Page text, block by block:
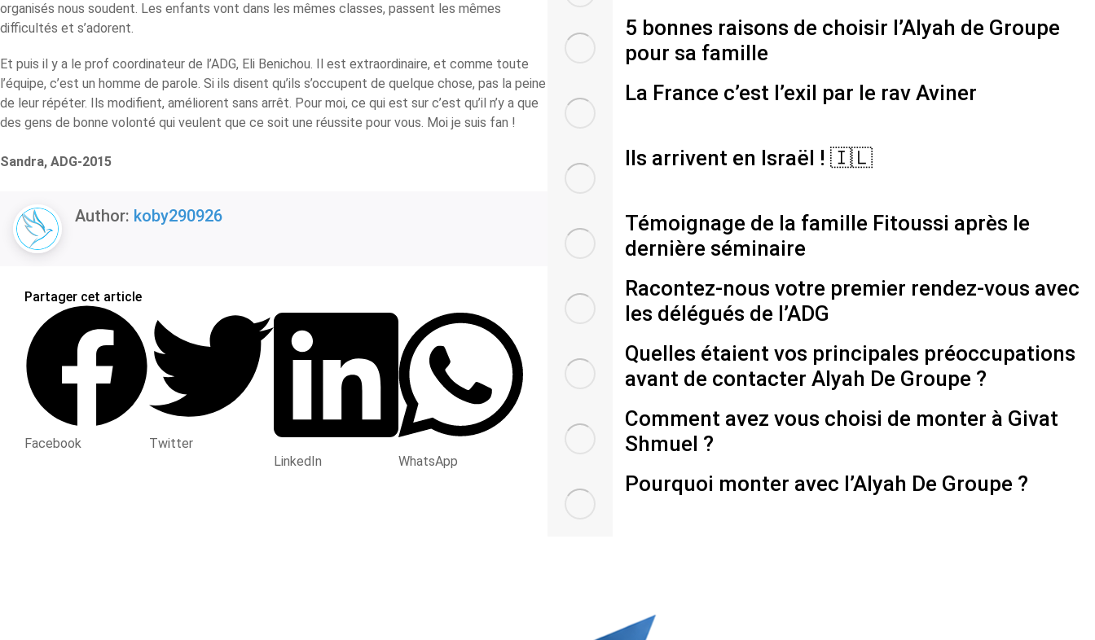
organisés nous soudent. Les enfants vont dans les mêmes classes, passent les mêmes
difficultés et s’adorent.
Et puis il y a le prof coordinateur de l’ADG, Eli Benichou. Il est extraordinaire, et comme toute
l’équipe, c’est un homme de parole. Si ils disent qu’ils s’occupent de quelque chose, pas la peine
de leur répéter. Ils modifient, améliorent sans arrêt. Pour moi, ce qui est sur c’est qu’il n’y a que
des gens de bonne volonté qui veulent que ce soit une réussite pour vous. Moi je suis fan !
Sandra, ADG-2015
Author: koby290926
Partager cet article
Facebook
Twitter
LinkedIn
WhatsApp
5 bonnes raisons de choisir l’Alyah de Groupe
pour sa famille
La France c’est l’exil par le rav Aviner
Ils arrivent en Israël ! 🇮🇱
Témoignage de la famille Fitoussi après le
dernière séminaire
Racontez-nous votre premier rendez-vous avec
les délégués de l’ADG
Quelles étaient vos principales préoccupations
avant de contacter Alyah De Groupe ?
Comment avez vous choisi de monter à Givat
Shmuel ?
Pourquoi monter avec l’Alyah De Groupe ?